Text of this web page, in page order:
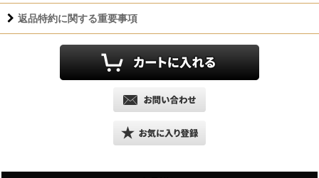
返品特約に関する重要事項